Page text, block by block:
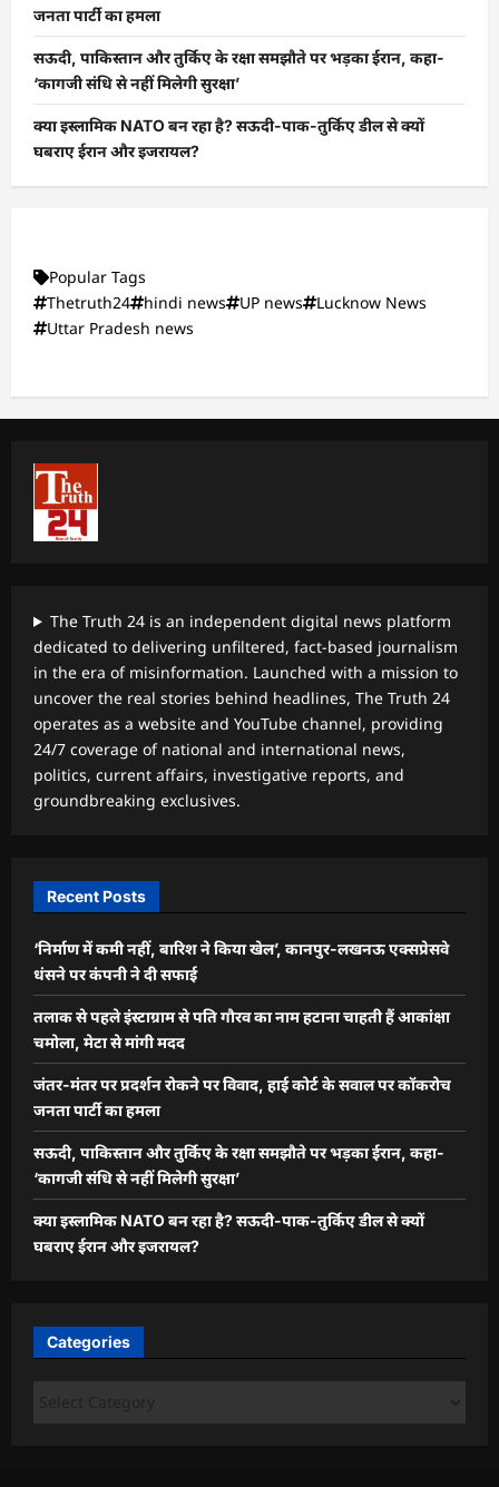
जनता पार्टी का हमला
सऊदी, पाकिस्तान और तुर्किए के रक्षा समझौते पर भड़का ईरान, कहा-
‘कागजी संधि से नहीं मिलेगी सुरक्षा’
क्या इस्लामिक NATO बन रहा है? सऊदी-पाक-तुर्किए डील से क्यों
घबराए ईरान और इजरायल?
Popular Tags
Thetruth24
hindi news UP news
Lucknow News
Uttar Pradesh news
The Truth 24 is an independent digital news platform
dedicated to delivering unfiltered, fact-based journalism
in the era of misinformation. Launched with a mission to
uncover the real stories behind headlines, The Truth 24
operates as a website and YouTube channel, providing
24/7 coverage of national and international news,
politics, current affairs, investigative reports, and
groundbreaking exclusives.
Recent Posts
‘निर्माण में कमी नहीं, बारिश ने किया खेल’, कानपुर-लखनऊ एक्सप्रेसवे
धंसने पर कंपनी ने दी सफाई
तलाक से पहले इंस्टाग्राम से पति गौरव का नाम हटाना चाहती हैं आकांक्षा
चमोला, मेटा से मांगी मदद
जंतर-मंतर पर प्रदर्शन रोकने पर विवाद, हाई कोर्ट के सवाल पर कॉकरोच
जनता पार्टी का हमला
सऊदी, पाकिस्तान और तुर्किए के रक्षा समझौते पर भड़का ईरान, कहा-
‘कागजी संधि से नहीं मिलेगी सुरक्षा’
क्या इस्लामिक NATO बन रहा है? सऊदी-पाक-तुर्किए डील से क्यों
घबराए ईरान और इजरायल?
Categories